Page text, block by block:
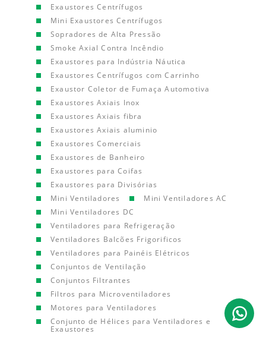
Exaustores Centrífugos
Mini Exaustores Centrífugos
Sopradores de Alta Pressão
Smoke Axial Contra Incêndio
Exaustores para Indústria Náutica
Exaustores Centrífugos com Carrinho
Exaustor Coletor de Fumaça Automotiva
Exaustores Axiais Inox
Exaustores Axiais fibra
Exaustores Axiais aluminio
Exaustores Comerciais
Exaustores de Banheiro
Exaustores para Coifas
Exaustores para Divisórias
Mini Ventiladores
Mini Ventiladores AC
Mini Ventiladores DC
Ventiladores para Refrigeração
Ventiladores Balcões Frigorificos
Ventiladores para Painéis Elétricos
Conjuntos de Ventilação
Conjuntos Filtrantes
Filtros para Microventiladores
Motores para Ventiladores
Conjunto de Hélices para Ventiladores e
Exaustores